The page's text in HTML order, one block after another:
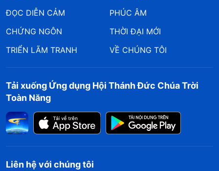
ĐỌC DIỄN CẢM
PHÚC ÂM
CHỨNG NGÔN
THỜI ĐẠI MỚI
TRIỂN LÃM TRANH
VỀ CHÚNG TÔI
Tải xuống Ứng dụng Hội Thánh Đức Chúa Trời
Toàn Năng
Liên hệ với chúng tôi